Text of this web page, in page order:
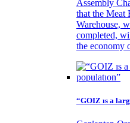
Assembly
that the Meat
Warehouse,
completed,
the economy
“GOIZ ıs a